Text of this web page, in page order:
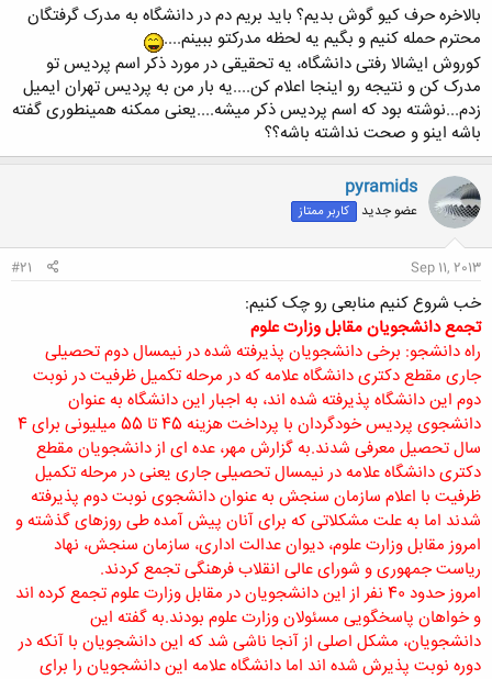
بالاخره حرف کیو گوش بدیم؟ باید بریم دم در دانشگاه به مدرک گرفتگان
محترم حمله کنیم و بگیم یه لحظه مدرکتو ببینم....
کوروش ایشالا رفتی دانشگاه، یه تحقیقی در مورد ذکر اسم پردیس تو
مدرک کن و نتیجه رو اینجا اعلام کن....یه بار من به پردیس تهران ایمیل
زدم...نوشته بود که اسم پردیس ذکر میشه....یعنی ممکنه همینطوری گفته
باشه اینو و صحت نداشته باشه؟؟
pyramids
عضو جدید کاربر ممتاز
Sep 11, 2013
#21
خب شروع کنیم منابعی رو چک کنیم:
تجمع دانشجویان مقابل وزارت علوم
راه دانشجو: برخی دانشجویان پذیرفته شده در نیمسال دوم تحصیلی
جاری مقطع دکتری دانشگاه علامه که در مرحله تکمیل ظرفیت در نوبت
دوم این دانشگاه پذیرفته شده اند، به اجبار این دانشگاه به عنوان
دانشجوی پردیس خودگردان با پرداخت هزینه 45 تا 55 میلیونی برای 4
سال تحصیل معرفی شدند.به گزارش مهر، عده ای از دانشجویان مقطع
دکتری دانشگاه علامه در نیمسال تحصیلی جاری یعنی در مرحله تکمیل
ظرفیت با اعلام سازمان سنجش به عنوان دانشجوی نوبت دوم پذیرفته
شدند اما به علت مشکلاتی که برای آنان پیش آمده طی روزهای گذشته و
امروز مقابل وزارت علوم، دیوان عدالت اداری، سازمان سنجش، نهاد
ریاست جمهوری و شورای عالی انقلاب فرهنگی تجمع کردند.
امروز حدود 40 نفر از این دانشجویان در مقابل وزارت علوم تجمع کرده اند
و خواهان پاسخگویی مسئولان وزارت علوم بودند.به گفته این
دانشجویان، مشکل اصلی از آنجا ناشی شد که این دانشجویان با آنکه در
دوره نوبت پذیرش شده اند اما دانشگاه علامه این دانشجویان را برای